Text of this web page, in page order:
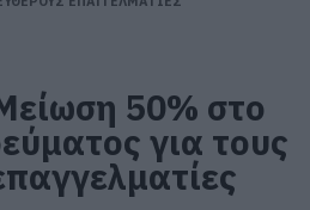
50% στο
για τους